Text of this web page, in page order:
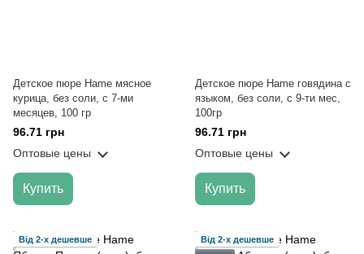
Детское пюре Hame мясное
курица, без соли, с 7-ми
месяцев, 100 гр
96.71 грн
Оптовые цены
Купить
Детское пюре Hame говядина с
языком, без соли, с 9-ти мес,
100гр
96.71 грн
Оптовые цены
Купить
Від 2-х дешевше
Від 2-х дешевше